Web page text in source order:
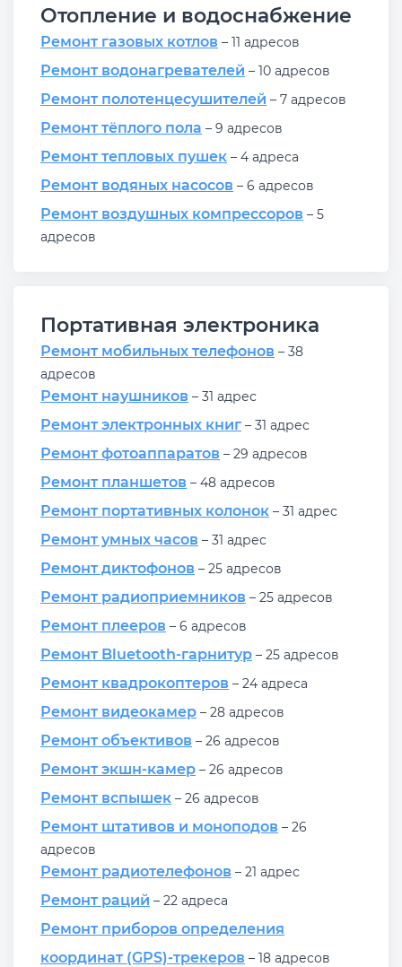
Отопление и водоснабжение
Ремонт газовых котлов – 11 адресов
Ремонт водонагревателей – 10 адресов
Ремонт полотенцесушителей – 7 адресов
Ремонт тёплого пола – 9 адресов
Ремонт тепловых пушек – 4 адреса
Ремонт водяных насосов – 6 адресов
Ремонт воздушных компрессоров – 5
адресов
Портативная электроника
Ремонт мобильных телефонов – 38
адресов
Ремонт наушников – 31 адрес
Ремонт электронных книг – 31 адрес
Ремонт фотоаппаратов – 29 адресов
Ремонт планшетов – 48 адресов
Ремонт портативных колонок – 31 адрес
Ремонт умных часов – 31 адрес
Ремонт диктофонов – 25 адресов
Ремонт радиоприемников – 25 адресов
Ремонт плееров – 6 адресов
Ремонт Bluetooth-гарнитур – 25 адресов
Ремонт квадрокоптеров – 24 адреса
Ремонт видеокамер – 28 адресов
Ремонт объективов – 26 адресов
Ремонт экшн-камер – 26 адресов
Ремонт вспышек – 26 адресов
Ремонт штативов и моноподов – 26
адресов
Ремонт радиотелефонов – 21 адрес
Ремонт раций – 22 адреса
Ремонт приборов определения
координат (GPS)-трекеров – 18 адресов